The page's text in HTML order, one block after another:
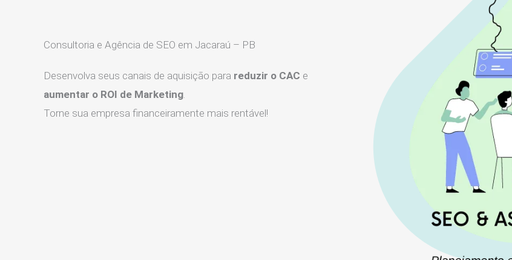
Consultoria e Agência de SEO em Jacaraú – PB
Desenvolva seus canais de aquisição para reduzir o CAC e
aumentar o ROI de Marketing.
Torne sua empresa financeiramente mais rentável!